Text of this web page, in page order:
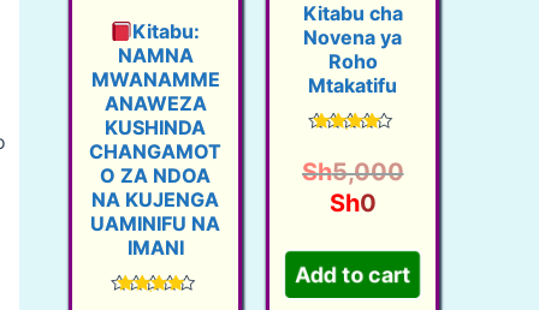
Kitabu:
NAMNA
MWANAMME
ANAWEZA
KUSHINDA
CHANGAMOT
O ZA NDOA
NA KUJENGA
UAMINIFU NA
IMANI
Kitabu cha
Novena ya
Roho
Mtakatifu
4.35
out of 5
Sh5,000O
g
i
Sh0C
r
r
Add to cart